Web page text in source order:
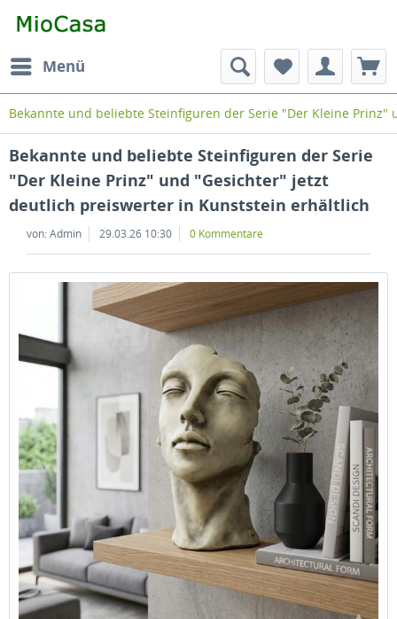
Menü
Bekannte und beliebte Steinfiguren der Serie "Der Kleine
Bekannte und beliebte Steinfiguren der Serie
"Der Kleine Prinz" und "Gesichter" jetzt
deutlich preiswerter in Kunststein erhältlich
von: Admin 29.03.26 10:30 0 Kommentare